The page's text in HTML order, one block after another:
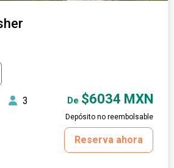
3 De $6034 MXN
Depósito no reembolsable
Reserva ahora